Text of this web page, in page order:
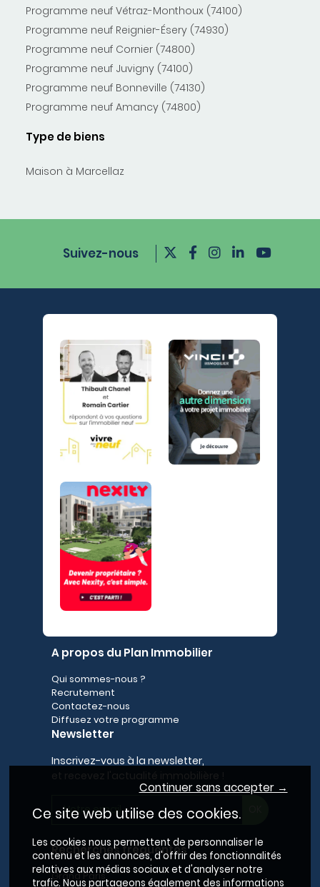
Programme neuf Vétraz-Monthoux (74100)
Programme neuf Reignier-Ésery (74930)
Programme neuf Cornier (74800)
Programme neuf Juvigny (74100)
Programme neuf Bonneville (74130)
Programme neuf Amancy (74800)
Type de biens
Maison à Marcellaz
Suivez-nous
A propos du Plan Immobilier
Qui sommes-nous ?
Recrutement
Contactez-nous
Diffusez votre programme
Newsletter
Inscrivez-vous à la newsletter,
Recherches fréquentes
Grand Paris
Continuer sans accepter →
Ce site web utilise des cookies.
Les cookies nous permettent de personnaliser le
contenu et les annonces, d'offrir des fonctionnalités
relatives aux médias sociaux et d'analyser notre
trafic. Nous partageons également des informations